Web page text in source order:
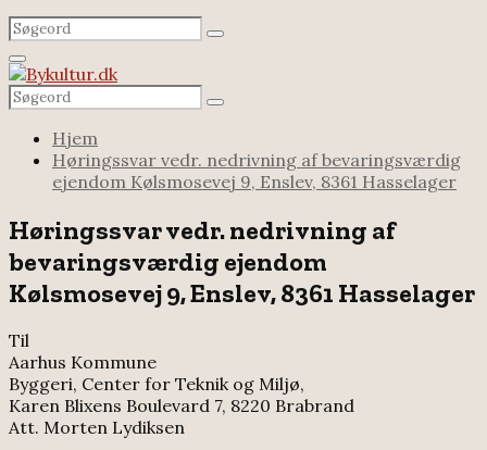
Search
for:
Search
Facebook
Email
Rss
Primary
Menu
Search
for:
Search
Hjem
Høringssvar vedr. nedrivning af bevaringsværdig
ejendom Kølsmosevej 9, Enslev, 8361 Hasselager
Høringssvar vedr. nedrivning af
bevaringsværdig ejendom
Kølsmosevej 9, Enslev, 8361 Hasselager
Til
Aarhus Kommune
Byggeri, Center for Teknik og Miljø,
Karen Blixens Boulevard 7, 8220 Brabrand
Att. Morten Lydiksen